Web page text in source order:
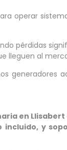
operar
pérdidas
lleguen al
generadores
en
y